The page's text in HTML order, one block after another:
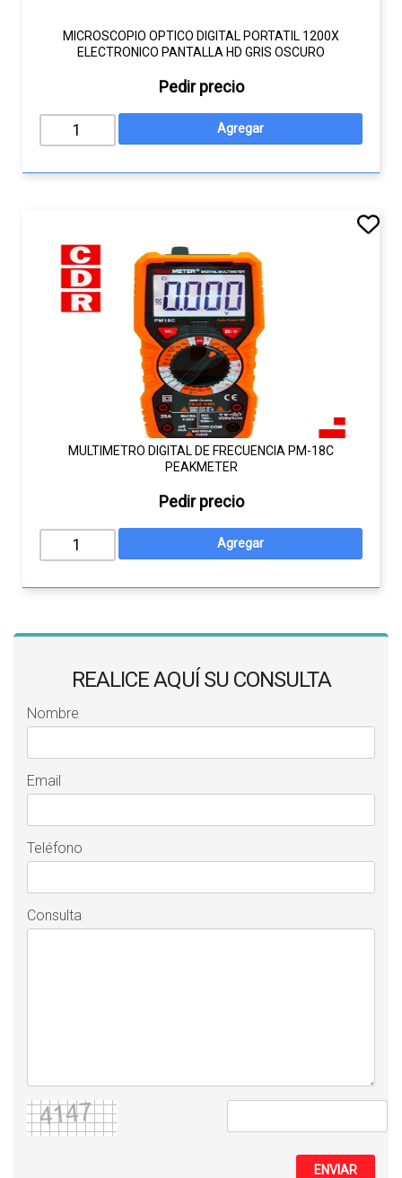
MICROSCOPIO OPTICO DIGITAL PORTATIL 1200X
ELECTRONICO PANTALLA HD GRIS OSCURO
Pedir precio
MULTIMETRO DIGITAL DE FRECUENCIA PM-18C
PEAKMETER
Pedir precio
REALICE AQUÍ SU CONSULTA
Nombre
Email
Teléfono
Consulta
ENVIAR